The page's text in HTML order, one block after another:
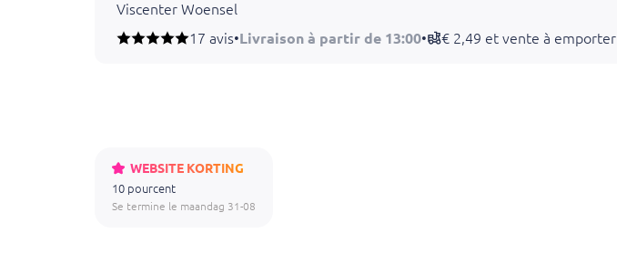
Viscenter Woensel
17 avis•Livraison à partir de 13:00• € 2,49 et vente à emporter
WEBSITE KORTING
10 pourcent
Se termine le maandag 31-08